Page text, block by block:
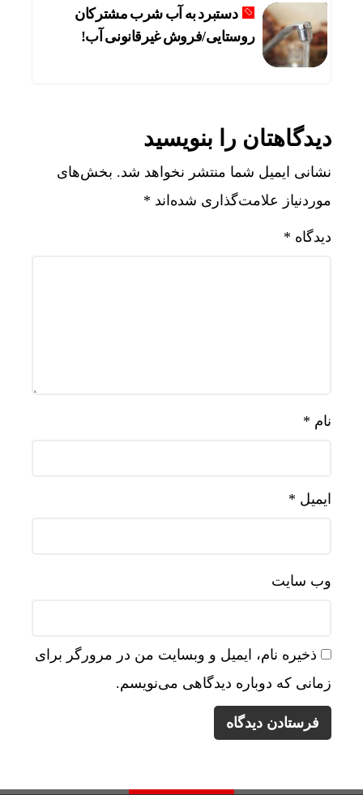
دستبرد به آب شرب مشترکان
روستایی/فروش غیرقانونی آب!
دیدگاهتان را بنویسید
نشانی ایمیل شما منتشر نخواهد شد. بخش‌های
موردنیاز علامت‌گذاری شده‌اند *
دیدگاه *
نام *
ایمیل *
وب‌ سایت
ذخیره نام، ایمیل و وبسایت من در مرورگر برای
زمانی که دوباره دیدگاهی می‌نویسم.